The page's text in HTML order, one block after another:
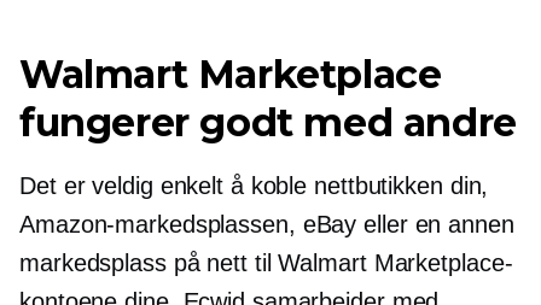
Walmart Marketplace
fungerer godt med andre
Det er veldig enkelt å koble nettbutikken din,
Amazon-markedsplassen, eBay eller en annen
markedsplass på nett til Walmart Marketplace-